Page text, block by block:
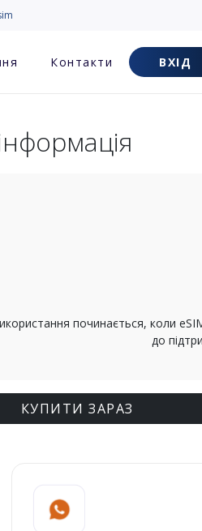
Контакти ВХІД
починається, коли
до
КУПИТИ ЗАРАЗ